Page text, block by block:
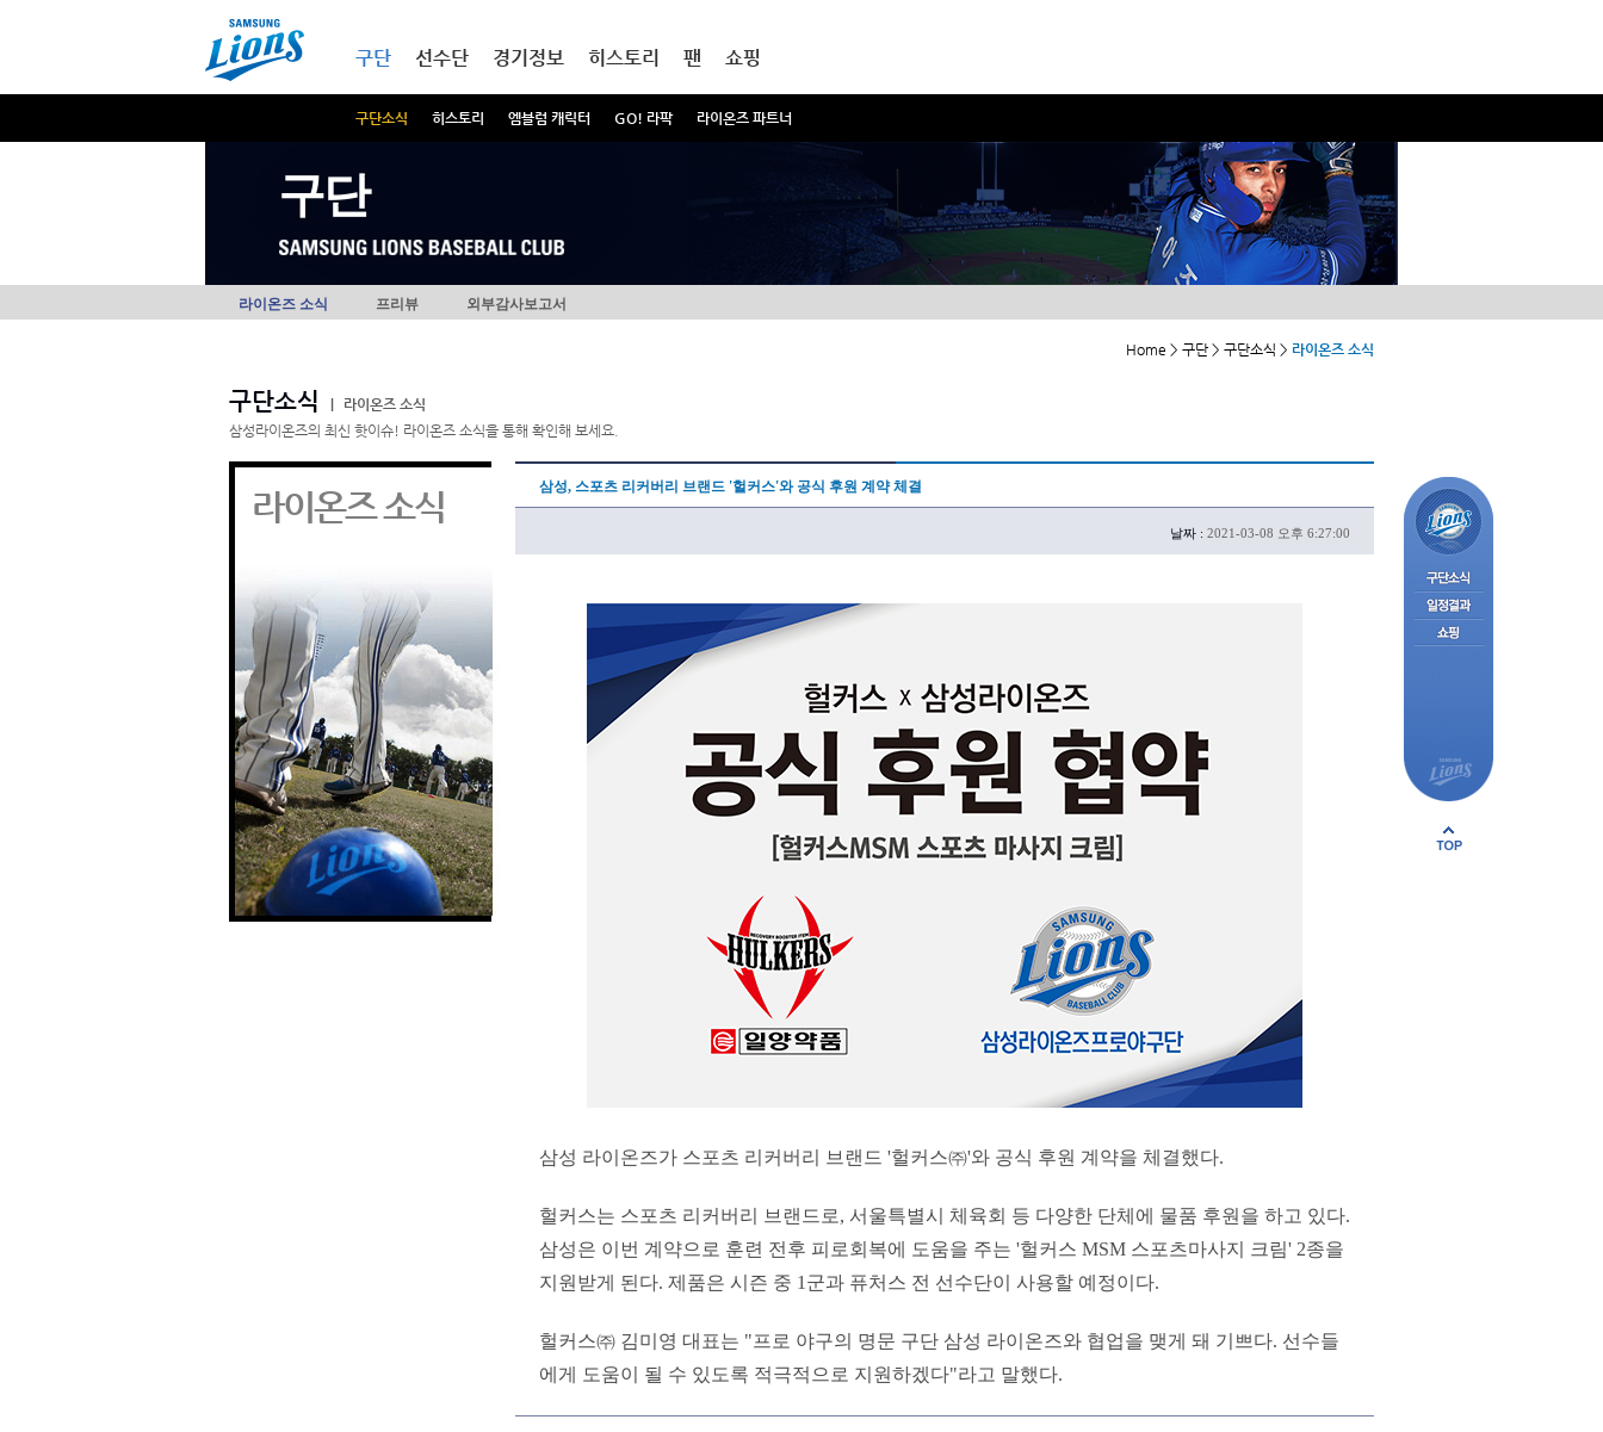
구단
구단소식 히스토리 엠블럼 캐릭터 GO! 라팍 라이온즈 파트너
선수단 경기정보 히스토리 팬 쇼핑
구단
라이온즈 소식 프리뷰 외부감사보고서
Home > 구단 > 구단소식 > 라이온즈 소식
구단소식
라이온즈 소식
삼성라이온즈의 최신 핫이슈! 라이온즈 소식을 통해 확인해 보세요.
라이온즈 소식 삼성, 스포츠 리커버리 브랜드 '헐커스'와 공식 후원 계약 체결
날짜 : 2021-03-08 오후 6:27:00
삼성 라이온즈가 스포츠 리커버리 브랜드 '헐커스㈜'와 공식 후원 계약을 체결했다.
헐커스는 스포츠 리커버리 브랜드로, 서울특별시 체육회 등 다양한 단체에 물품 후원을 하고 있다.
삼성은 이번 계약으로 훈련 전후 피로회복에 도움을 주는 '헐커스 MSM 스포츠마사지 크림' 2종을
지원받게 된다. 제품은 시즌 중 1군과 퓨처스 전 선수단이 사용할 예정이다.
헐커스㈜ 김미영 대표는 "프로 야구의 명문 구단 삼성 라이온즈와 협업을 맺게 돼 기쁘다. 선수들
에게 도움이 될 수 있도록 적극적으로 지원하겠다"라고 말했다.